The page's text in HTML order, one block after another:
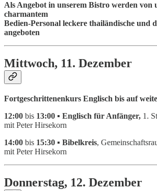
Als Angebot in unserem Bistro werden von
charmantem
Bedien-Personal leckere thailändische und
angeboten
Mittwoch, 11. Dezember
Fortgeschrittenenkurs Englisch bis auf
12:00 bis 13:00 ▪ Englisch für Anfänger, 1.
mit Peter Hirsekorn
14:00 bis 15:30 ▪ Bibelkreis,
mit Peter Hirsekorn
Donnerstag, 12. Dezember